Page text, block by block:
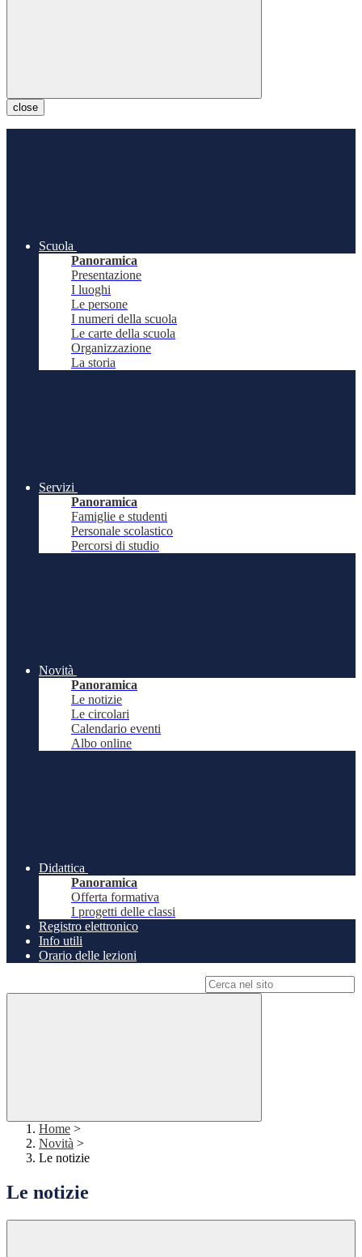
close
Scuola
Panoramica
Presentazione
I luoghi
Le persone
I numeri della scuola
Le carte della scuola
Organizzazione
La storia
Servizi
Panoramica
Famiglie e studenti
Personale scolastico
Percorsi di studio
Novità
Panoramica
Le notizie
Le circolari
Calendario eventi
Albo online
Didattica
Panoramica
Offerta formativa
I progetti delle classi
Registro elettronico
Info utili
Orario delle lezioni
Home >
Novità >
Le notizie
Le notizie